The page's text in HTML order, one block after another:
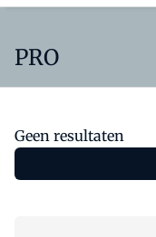
PRO
Geen resultaten